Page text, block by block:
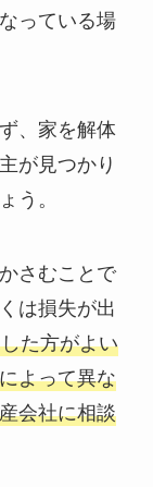
っている場
、家を解体
が見つかり
う。
さむことで
は損失が出
た方がよい
よって異な
会社に相談